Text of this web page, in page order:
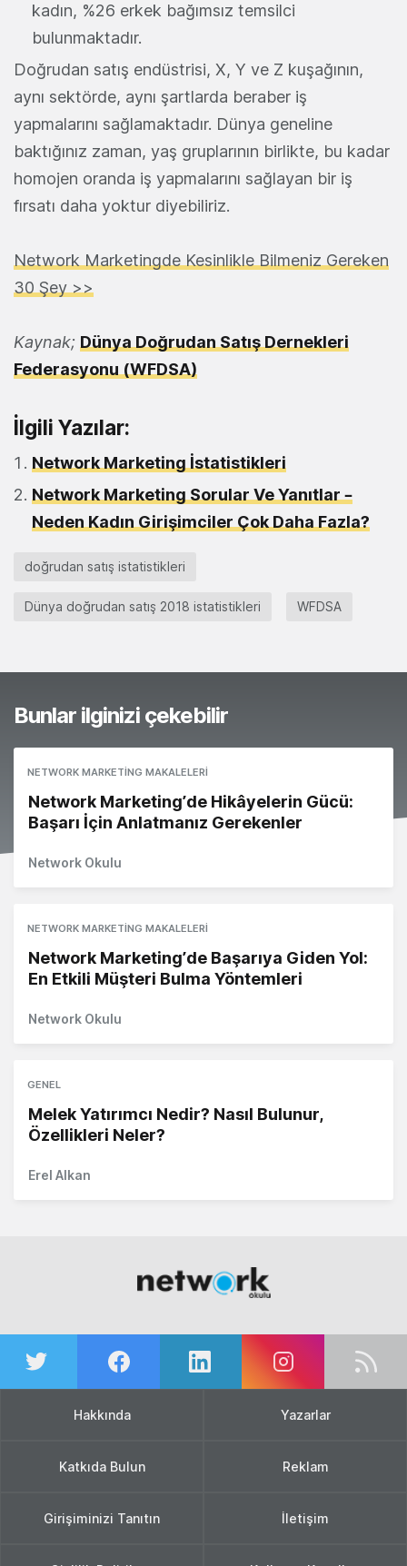
kadın, %26 erkek bağımsız temsilci
bulunmaktadır.
Doğrudan satış endüstrisi, X, Y ve Z kuşağının,
aynı sektörde, aynı şartlarda beraber iş
yapmalarını sağlamaktadır. Dünya geneline
baktığınız zaman, yaş gruplarının birlikte, bu kadar
homojen oranda iş yapmalarını sağlayan bir iş
fırsatı daha yoktur diyebiliriz.
Network Marketingde Kesinlikle Bilmeniz Gereken
30 Şey >>
Kaynak; Dünya Doğrudan Satış Dernekleri
Federasyonu (WFDSA)
İlgili Yazılar:
Network Marketing İstatistikleri
Network Marketing Sorular Ve Yanıtlar –
Neden Kadın Girişimciler Çok Daha Fazla?
doğrudan satış istatistikleri
Dünya doğrudan satış 2018 istatistikleri WFDSA
Bunlar ilginizi çekebilir
NETWORK MARKETING MAKALELERI
Network Marketing’de Hikâyelerin Gücü:
Başarı İçin Anlatmanız Gerekenler
Network Okulu
NETWORK MARKETING MAKALELERI
Network Marketing’de Başarıya Giden Yol:
En Etkili Müşteri Bulma Yöntemleri
Network Okulu
GENEL
Melek Yatırımcı Nedir? Nasıl Bulunur,
Özellikleri Neler?
Erel Alkan
Hakkında Yazarlar
Katkıda Bulun Reklam
Girişiminizi Tanıtın İletişim